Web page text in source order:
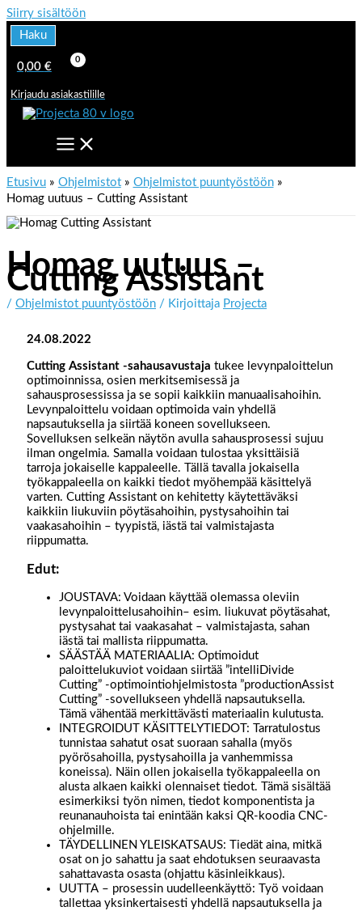
Siirry sisältöön
Haku
0,00 €
Kirjaudu asiakastilille
Etusivu Ohjelmistot
Ohjelmistot puuntyöstöön
Homag uutuus – Cutting Assistant
Homag uutuus –
Cutting Assistant
/ Ohjelmistot puuntyöstöön / Kirjoittaja Projecta
24.08.2022
Cutting Assistant -sahausavustaja tukee levynpaloittelun
optimoinnissa, osien merkitsemisessä ja
sahausprosessissa ja se sopii kaikkiin manuaalisahoihin.
Levynpaloittelu voidaan optimoida vain yhdellä
napsautuksella ja siirtää koneen sovellukseen.
Sovelluksen selkeän näytön avulla sahausprosessi sujuu
ilman ongelmia. Samalla voidaan tulostaa yksittäisiä
tarroja jokaiselle kappaleelle. Tällä tavalla jokaisella
työkappaleella on kaikki tiedot myöhempää käsittelyä
varten. Cutting Assistant on kehitetty käytettäväksi
kaikkiin liukuviin pöytäsahoihin, pystysahoihin tai
vaakasahoihin – tyypistä, iästä tai valmistajasta
riippumatta.
Edut:
JOUSTAVA: Voidaan käyttää olemassa oleviin
levynpaloittelusahoihin– esim. liukuvat pöytäsahat,
pystysahat tai vaakasahat – valmistajasta, sahan
iästä tai mallista riippumatta.
SÄÄSTÄÄ MATERIAALIA: Optimoidut
paloittelukuviot voidaan siirtää ”intelliDivide
Cutting” -optimointiohjelmistosta ”productionAssist
Cutting” -sovellukseen yhdellä napsautuksella.
Tämä vähentää merkittävästi materiaalin kulutusta.
INTEGROIDUT KÄSITTELYTIEDOT: Tarratulostus
tunnistaa sahatut osat suoraan sahalla (myös
pyörösahoilla, pystysahoilla ja vanhemmissa
koneissa). Näin ollen jokaisella työkappaleella on
alusta alkaen kaikki olennaiset tiedot. Tämä sisältää
esimerkiksi työn nimen, tiedot komponentista ja
reunanauhoista tai enintään kaksi QR-koodia CNC-
ohjelmille.
TÄYDELLINEN YLEISKATSAUS: Tiedät aina, mitkä
osat on jo sahattu ja saat ehdotuksen seuraavasta
sahattavasta osasta (ohjattu käsinleikkaus).
UUTTA – prosessin uudelleenkäyttö: Työ voidaan
tallettaa yksinkertaisesti yhdellä napsautuksella ja